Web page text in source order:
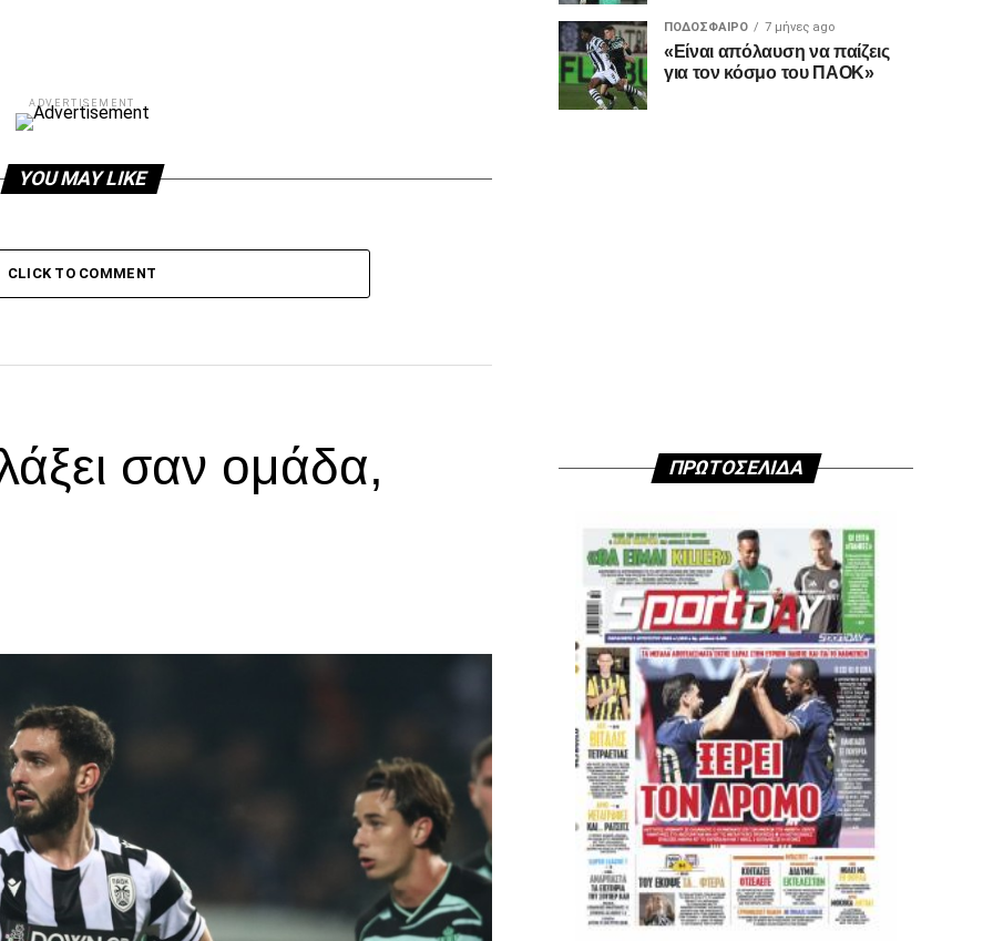
ADVERTISEMENT
YOU MAY LIKE
CLICK TO COMMENT
σαν ομάδα,
ΠΟΔΌΣΦΑΙΡΟ 7 μήνες ago
«Είναι απόλαυση να παίζεις
για τον κόσμο του ΠΑΟΚ»
ΠΡΩΤΟΣΕΛΙΔΑ